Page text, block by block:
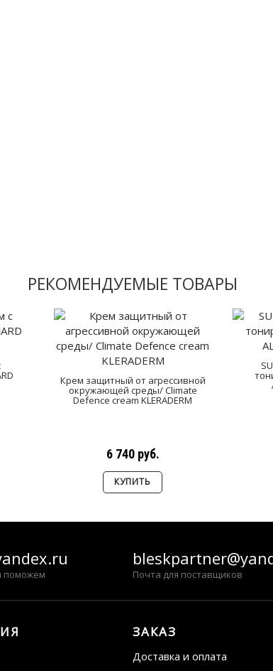
РЕКОМЕНДУЕМЫЕ ТОВАРЫ
Крем защитный от агрессивной
окружающей среды/ Climate
Defence cream KLERADERM
6 740 руб.
КУПИТЬ
поможем Почта для поставщиков
ЗАКАЗ
Доставка и оплата